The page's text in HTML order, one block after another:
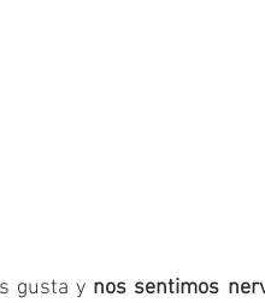
gusta y nos sentimos